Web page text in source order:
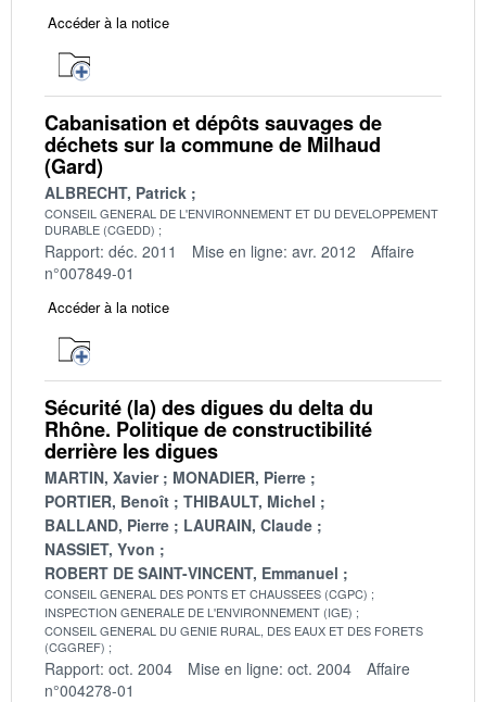
Accéder à la notice
Cabanisation et dépôts sauvages de
déchets sur la commune de Milhaud
(Gard)
ALBRECHT, Patrick
CONSEIL GENERAL DE L'ENVIRONNEMENT ET DU DEVELOPPEMENT
DURABLE (CGEDD)
Rapport: déc. 2011 Mise en ligne: avr. 2012
Affaire
n°007849-01
Accéder à la notice
Sécurité (la) des digues du delta du
Rhône. Politique de constructibilité
derrière les digues
MARTIN, Xavier
MONADIER, Pierre
PORTIER, Benoît
THIBAULT, Michel
BALLAND, Pierre
LAURAIN, Claude
NASSIET, Yvon
ROBERT DE SAINT-VINCENT, Emmanuel
CONSEIL GENERAL DES PONTS ET CHAUSSEES (CGPC)
INSPECTION GENERALE DE L'ENVIRONNEMENT (IGE)
CONSEIL GENERAL DU GENIE RURAL, DES EAUX ET DES FORETS
(CGGREF)
Rapport: oct. 2004 Mise en ligne: oct. 2004
Affaire
n°004278-01